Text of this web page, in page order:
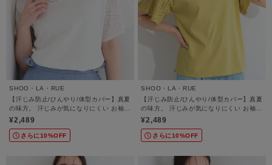
SHOO・LA・RUE
【汗じみ防止/ひんやり/体型カバー】真夏
の味方。 汗じみが気になりにくい お袖レ
ースフレアTシャツ
¥2,489
さらに10%OFF
SHOO・LA・RUE
【汗じみ防止/ひんやり/体型カバー】真夏
の味方。 汗じみが気になりにくい お袖レ
ースフレアTシャツ
¥2,489
さらに10%OFF